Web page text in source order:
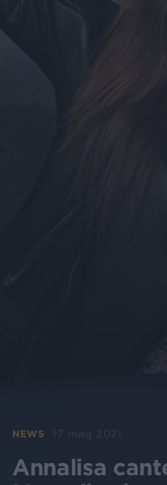
NEWS 17 mag 2021
Annalisa